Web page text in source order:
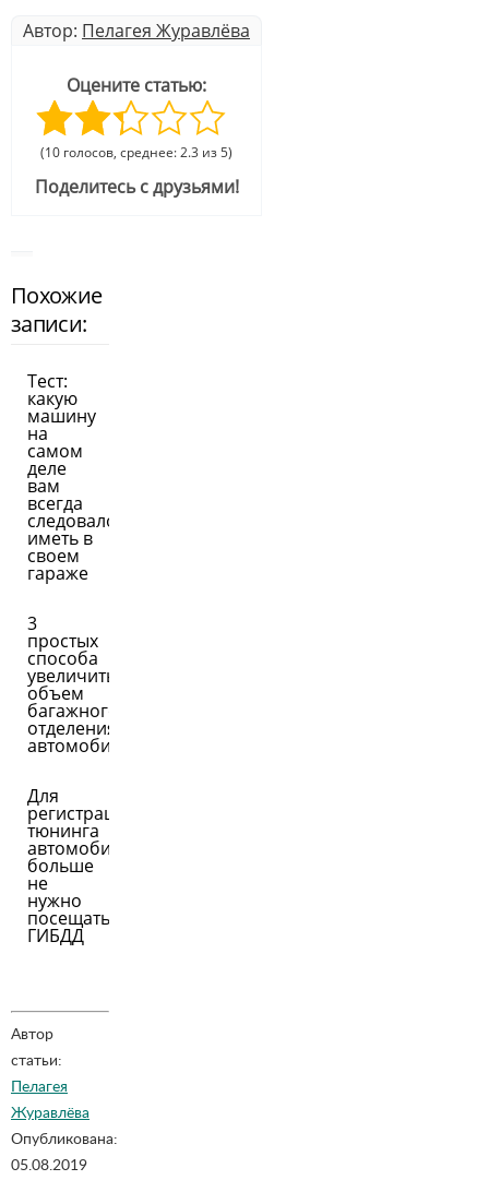
Автор: Пелагея Журавлёва
Оцените статью:
(10 голосов, среднее: 2.3 из 5)
Поделитесь с друзьями!
Похожие
записи:
Тест:
какую
машину
на
самом
деле
вам
всегда
следовало
иметь в
своем
гараже
3
простых
способа
увеличить
объем
багажного
отделения
автомобиля
Для
регистрации
тюнинга
автомобиля
больше
не
нужно
посещать
ГИБДД
Автор
статьи:
Пелагея
Журавлёва
Опубликована:
05.08.2019